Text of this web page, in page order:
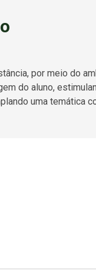
por meio do
do aluno,
uma